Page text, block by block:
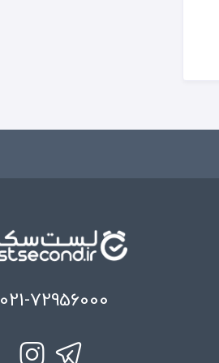
021-72956000